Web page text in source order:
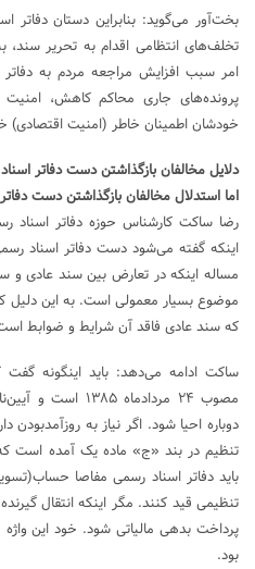
بخت‌آور می‌گوید: بنابراین دستان دفاتر
تخلف‌های انتظامی اقدام به تحریر سند،
امر سبب افزایش مراجعه مردم به
پرونده‌های جاری محاکم کاهش،
خودشان اطمینان خاطر (امنیت اقتصادی)
دلایل مخالفان بازگذاشتن دست دفاتر
اما استدلال مخالفان بازگذاشتن دست
رضا ساکت کارشناس حوزه دفاتر اسناد
اینکه گفته می‌شود دست دفاتر اسناد
مساله اینکه در تعارض بین سند عادی
موضوع بسیار معمولی است. به این
که سند عادی فاقد آن شرایط و ضوابط
ساکت ادامه می‌دهد: باید اینگونه
دوباره احیا شود. اگر نیاز به روزآمدبودن
تنظیم در بند «ج» ماده یک آمده است که
باید دفاتر اسناد رسمی مفاصا
تنظیمی قید کنند. مگر اینکه انتقال
پرداخت بدهی مالیاتی شود. خود این
بود.